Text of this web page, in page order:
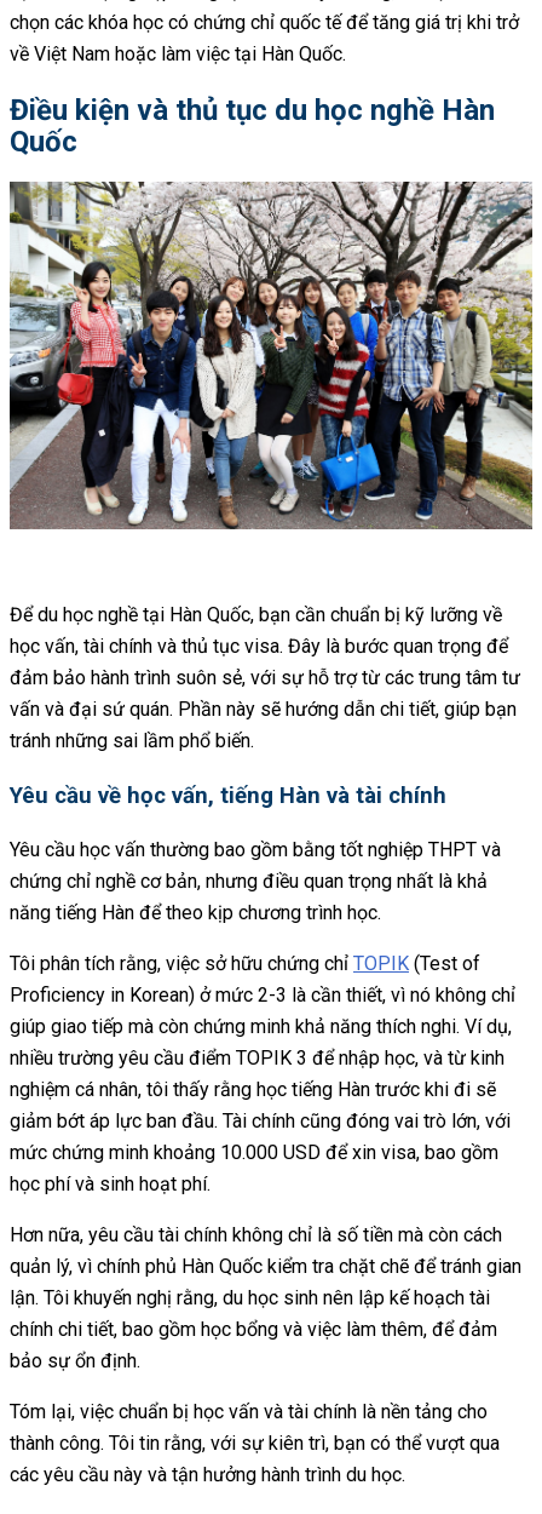
chọn các khóa học có chứng chỉ quốc tế để tăng giá trị khi trở
về Việt Nam hoặc làm việc tại Hàn Quốc.
Điều kiện và thủ tục du học nghề Hàn
Quốc
Để du học nghề tại Hàn Quốc, bạn cần chuẩn bị kỹ lưỡng về
học vấn, tài chính và thủ tục visa. Đây là bước quan trọng để
đảm bảo hành trình suôn sẻ, với sự hỗ trợ từ các trung tâm tư
vấn và đại sứ quán. Phần này sẽ hướng dẫn chi tiết, giúp bạn
tránh những sai lầm phổ biến.
Yêu cầu về học vấn, tiếng Hàn và tài chính
Yêu cầu học vấn thường bao gồm bằng tốt nghiệp THPT và
chứng chỉ nghề cơ bản, nhưng điều quan trọng nhất là khả
năng tiếng Hàn để theo kịp chương trình học.
Tôi phân tích rằng, việc sở hữu chứng chỉ TOPIK (Test of
Proficiency in Korean) ở mức 2-3 là cần thiết, vì nó không chỉ
giúp giao tiếp mà còn chứng minh khả năng thích nghi. Ví dụ,
nhiều trường yêu cầu điểm TOPIK 3 để nhập học, và từ kinh
nghiệm cá nhân, tôi thấy rằng học tiếng Hàn trước khi đi sẽ
giảm bớt áp lực ban đầu. Tài chính cũng đóng vai trò lớn, với
mức chứng minh khoảng 10.000 USD để xin visa, bao gồm
học phí và sinh hoạt phí.
Hơn nữa, yêu cầu tài chính không chỉ là số tiền mà còn cách
quản lý, vì chính phủ Hàn Quốc kiểm tra chặt chẽ để tránh gian
lận. Tôi khuyến nghị rằng, du học sinh nên lập kế hoạch tài
chính chi tiết, bao gồm học bổng và việc làm thêm, để đảm
bảo sự ổn định.
Tóm lại, việc chuẩn bị học vấn và tài chính là nền tảng cho
thành công. Tôi tin rằng, với sự kiên trì, bạn có thể vượt qua
các yêu cầu này và tận hưởng hành trình du học.